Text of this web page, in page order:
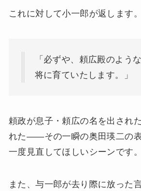
これに対して小一郎が返します。
「必ずや、頼広殿のよう
将に育ていたします。」
頼政が息子・頼広の名を出され
れた——その一瞬の奥田瑛二の
一度見直してほしいシーンです。
また、与一郎が去り際に放っ